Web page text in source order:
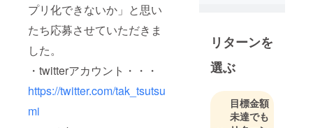
プリ化できないか」と思い
たち応募させていただきま
した。
・twitterアカウント・・・
https://twitter.com/tak_tsutsu
mi
に、人生１
００年間を
見渡せるカ
エクセル表
で作成して
リターンを
選ぶ
目標金額
未達でも